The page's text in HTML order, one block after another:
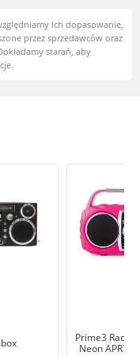
ich dopasowanie,
przez sprzedawców oraz
starań, aby
Prime3
Neon